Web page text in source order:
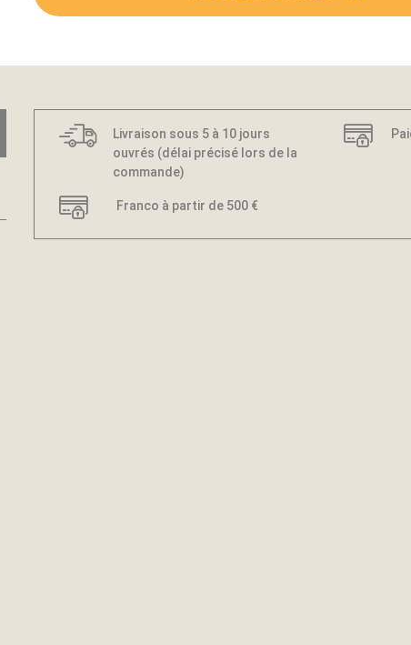
Livraison sous 5 à 10 jours
ouvrés (délai précisé lors de la
commande)
Franco à partir de 500 €